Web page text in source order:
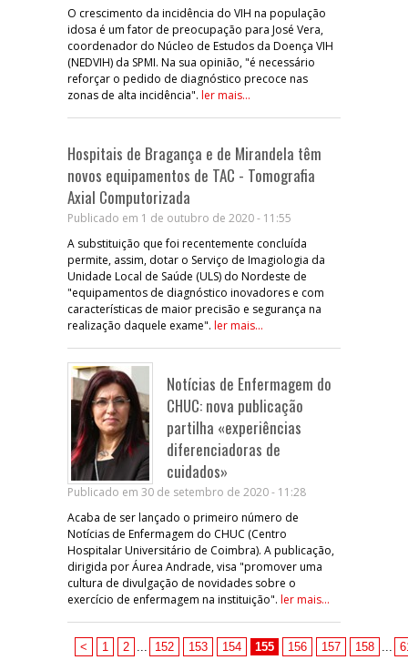
O crescimento da incidência do VIH na população
idosa é um fator de preocupação para José Vera,
coordenador do Núcleo de Estudos da Doença VIH
(NEDVIH) da SPMI. Na sua opinião, "é necessário
reforçar o pedido de diagnóstico precoce nas
zonas de alta incidência". ler mais...
Hospitais de Bragança e de Mirandela têm
novos equipamentos de TAC - Tomografia
Axial Computorizada
Publicado em 1 de outubro de 2020 - 11:55
A substituição que foi recentemente concluída
permite, assim, dotar o Serviço de Imagiologia da
Unidade Local de Saúde (ULS) do Nordeste de
"equipamentos de diagnóstico inovadores e com
características de maior precisão e segurança na
realização daquele exame". ler mais...
Notícias de Enfermagem do
CHUC: nova publicação
partilha «experiências
diferenciadoras de
cuidados»
Publicado em 30 de setembro de 2020 - 11:28
Acaba de ser lançado o primeiro número de
Notícias de Enfermagem do CHUC (Centro
Hospitalar Universitário de Coimbra). A publicação,
dirigida por Áurea Andrade, visa "promover uma
cultura de divulgação de novidades sobre o
exercício de enfermagem na instituição". ler mais...
< 1 2 152 153 154 155 156 157 158